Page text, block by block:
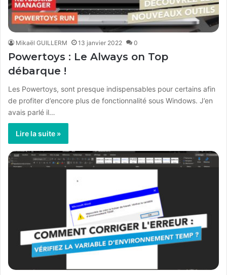
Mikaël GUILLERM 13 janvier 2022 0
Powertoys : Le Always on Top
débarque !
Les Powertoys, sont presque indispensables pour certains afin
de profiter d’encore plus de fonctionnalité sous Windows. J’en
avais parlé il…
Lire la suite »